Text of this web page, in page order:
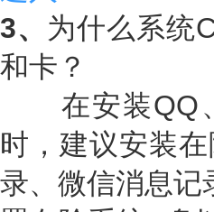
3、 为什么系统
和卡？
在安装QQ、
时，建议安装
录、微信消息记